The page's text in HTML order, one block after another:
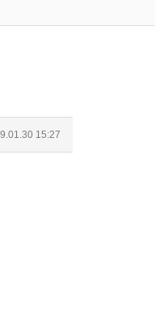
15:27